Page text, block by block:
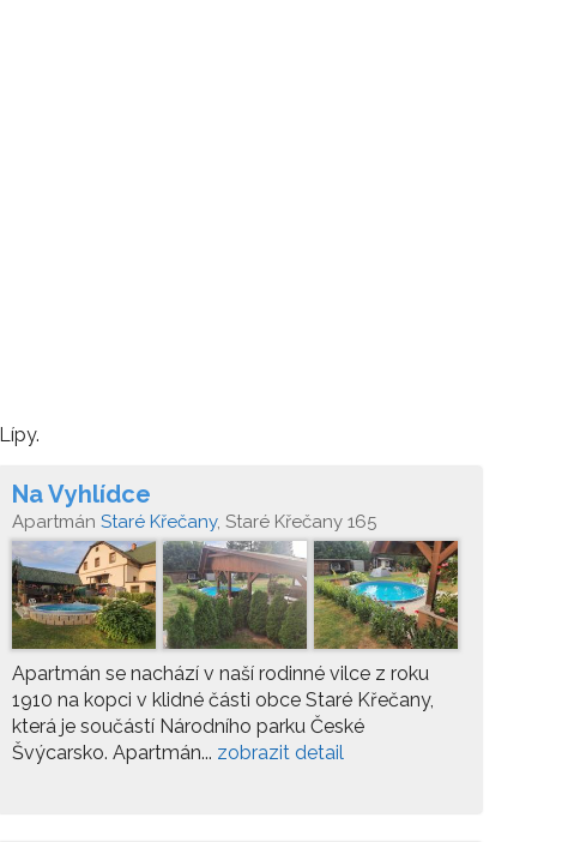
Na Vyhlídce
Apartmán Staré Křečany, Staré Křečany 165
Apartmán se nachází v naší rodinné vilce z roku
1910 na kopci v klidné části obce Staré Křečany,
která je součástí Národního parku České
Švýcarsko. Apartmán... zobrazit detail